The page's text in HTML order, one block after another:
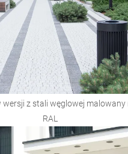
wersji z stali węglowej malowany
RAL